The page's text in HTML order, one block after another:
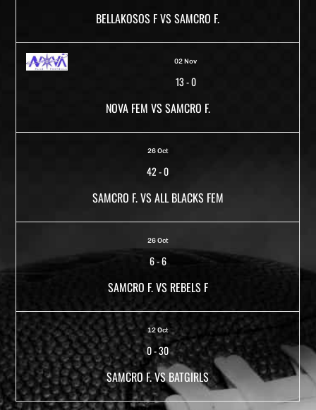
BELLAKOSOS F VS SAMCRO F.
02 Nov
13-0
NOVA FEM VS SAMCRO F.
26 Oct
42-0
SAMCRO F. VS ALL BLACKS FEM
26 Oct
6-6
SAMCRO F. VS REBELS F
12 Oct
0-30
SAMCRO F. VS BATGIRLS